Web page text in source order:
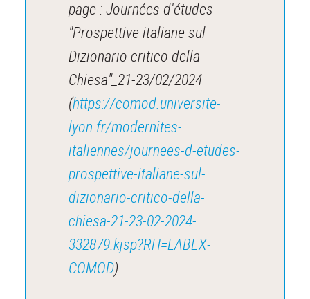
page : Journées d'études
"Prospettive italiane sul
Dizionario critico della
Chiesa"_21-23/02/2024
(https://comod.universite-
lyon.fr/modernites-
italiennes/journees-d-etudes-
prospettive-italiane-sul-
dizionario-critico-della-
chiesa-21-23-02-2024-
332879.kjsp?RH=LABEX-
COMOD).